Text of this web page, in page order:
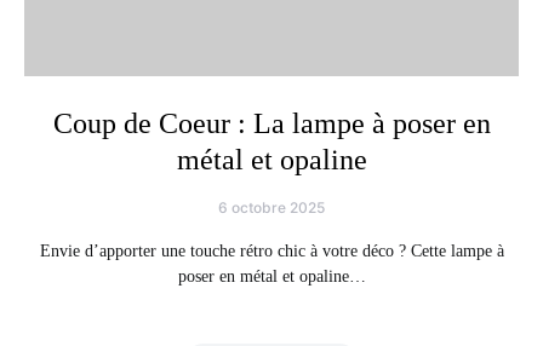
Coup de Coeur : La lampe à poser en
métal et opaline
6 octobre 2025
Envie d’apporter une touche rétro chic à votre déco ? Cette lampe à
poser en métal et opaline…